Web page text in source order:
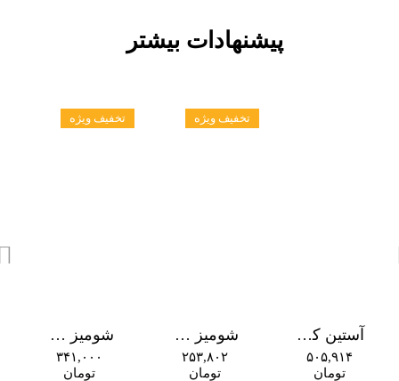
شومیز سیاه-
۳۴۱,۰۰۰
تومان
تخفیف ویژه
شومیز سفید
۲۵۳,۸۰۲
تومان
تخفیف ویژه
آستین کوتاه H&M (استوک)
۵۰۵,۹۱۴
تومان
پیشنهادات بیشتر